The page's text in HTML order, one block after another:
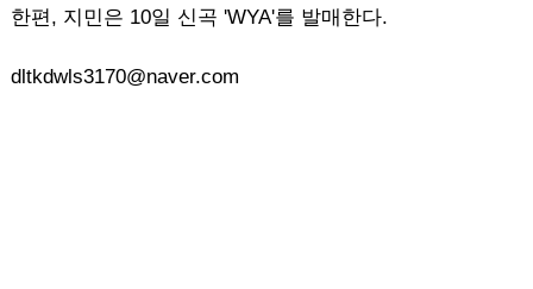
한편, 지민은 10일 신곡 'WYA'를 발매한다.
dltkdwls3170@naver.com